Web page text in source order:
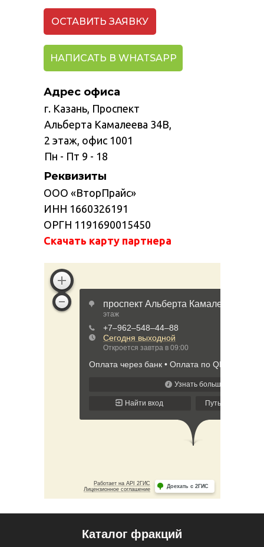
Адрес офиса
Реквизиты
г. Казань, Проспект
Альберта Камалеева 34В,
2 этаж, офис 1001
Пн - Пт 9 - 18
ООО «ВторПрайс»
ИНН 1660326191
ОРГН 1191690015450
Скачать карту партнера
ОСТАВИТЬ ЗАЯВКУ
НАПИСАТЬ В WHATSAPP
Каталог фракций